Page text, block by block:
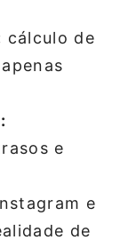
cálculo de
e
e
de